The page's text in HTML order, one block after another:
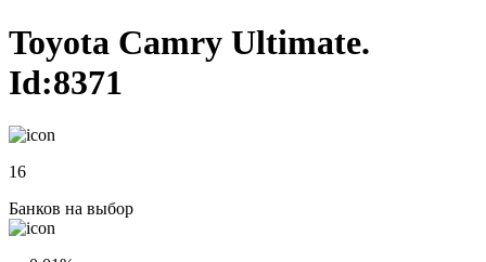
Toyota Camry Ultimate.
Id:8371
16
Банков на выбор